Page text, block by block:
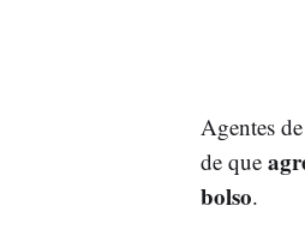
Agentes
de que
bolso.